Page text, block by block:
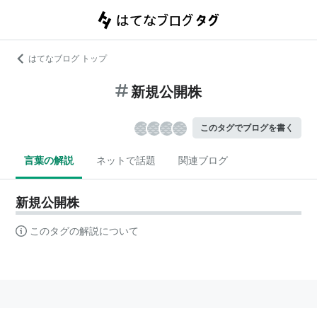
はてなブログ トップ
新規公開株
このタグでブログを書く
言葉の解説 ネットで話題 関連ブログ
新規公開株
このタグの解説について